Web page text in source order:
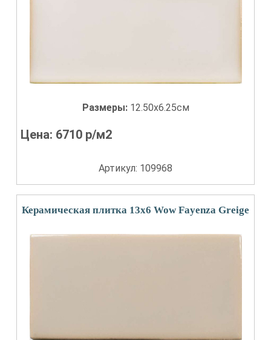
Размеры: 12.50x6.25см
Цена: 6710 р/м2
Артикул: 109968
Керамическая плитка 13x6 Wow Fayenza Greige